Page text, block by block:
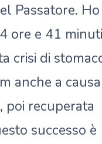
Passatore. Ho
ore e 41
crisi di
anche a causa
poi recuperata
successo è